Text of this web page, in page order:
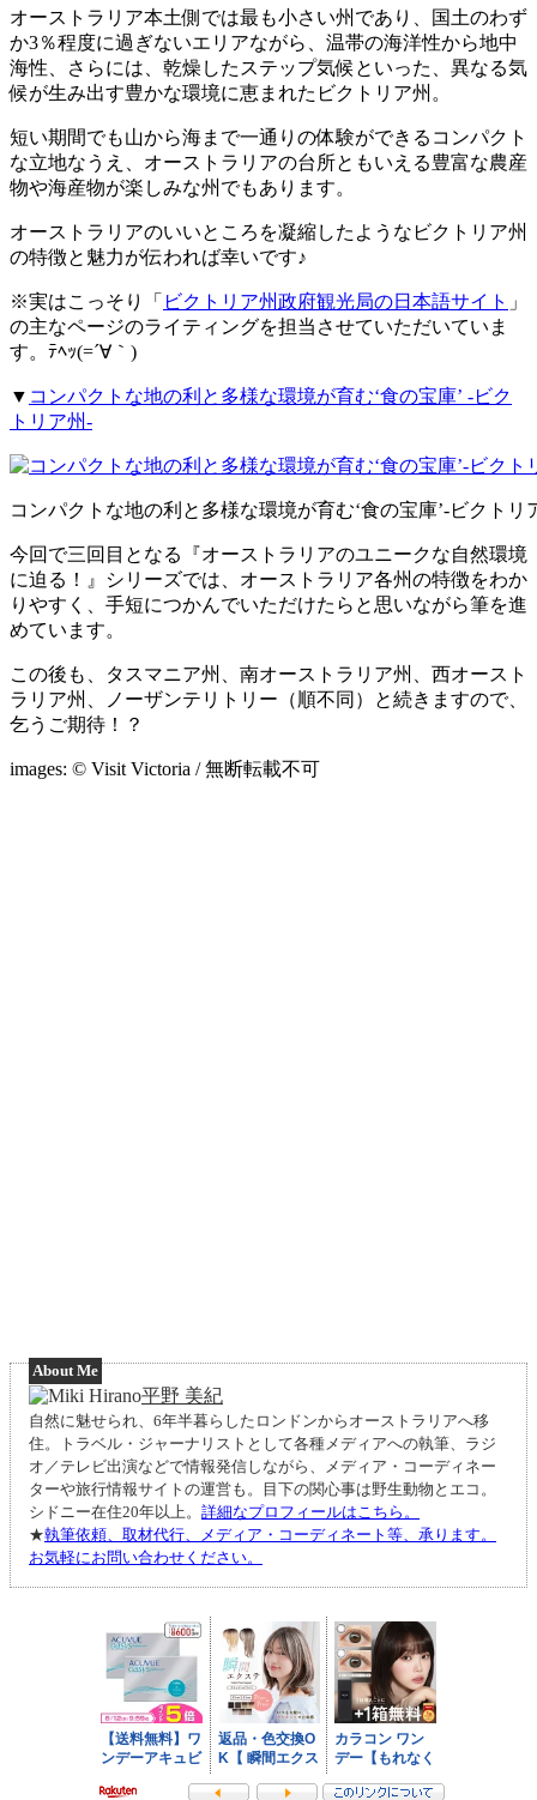
オーストラリア本土側では最も小さい州であり、国土のわず
か3％程度に過ぎないエリアながら、温帯の海洋性から地中
海性、さらには、乾燥したステップ気候といった、異なる気
候が生み出す豊かな環境に恵まれたビクトリア州。
短い期間でも山から海まで一通りの体験ができるコンパクト
な立地なうえ、オーストラリアの台所ともいえる豊富な農産
物や海産物が楽しみな州でもあります。
オーストラリアのいいところを凝縮したようなビクトリア州
の特徴と魅力が伝われば幸いです♪
※実はこっそり「 ビクトリア州政府観光局の日本語サイト 」
の主なページのライティングを担当させていただいていま
す。ﾃﾍｯ(=´∀｀)
▼ コンパクトな地の利と多様な環境が育む‘食の宝庫’ -ビク
トリア州-
コンパクトな地の利と多様な環境が育む‘食の宝庫’-ビクトリ
今回で三回目となる『オーストラリアのユニークな自然環境
に迫る！』シリーズでは、オーストラリア各州の特徴をわか
りやすく、手短につかんでいただけたらと思いながら筆を進
めています。
この後も、タスマニア州、南オーストラリア州、西オースト
ラリア州、ノーザンテリトリー（順不同）と続きますので、
乞うご期待！？
images: © Visit Victoria / 無断転載不可
About Me
平野 美紀
自然に魅せられ、6年半暮らしたロンドンからオーストラリアへ移
住。トラベル・ジャーナリストとして各種メディアへの執筆、ラジ
オ／テレビ出演などで情報発信しながら、メディア・コーディネー
ターや旅行情報サイトの運営も。目下の関心事は野生動物とエコ。
シドニー在住20年以上。 詳細なプロフィールはこちら。
★執筆依頼、取材代行、メディア・コーディネート等、承ります。
お気軽にお問い合わせください。